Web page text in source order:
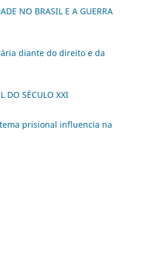
NO BRASIL E A GUERRA
diante do direito e da
DO SÉCULO XXI
prisional influencia na